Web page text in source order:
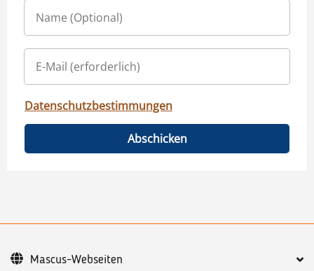
Datenschutzbestimmungen
Abschicken
Mascus-Webseiten